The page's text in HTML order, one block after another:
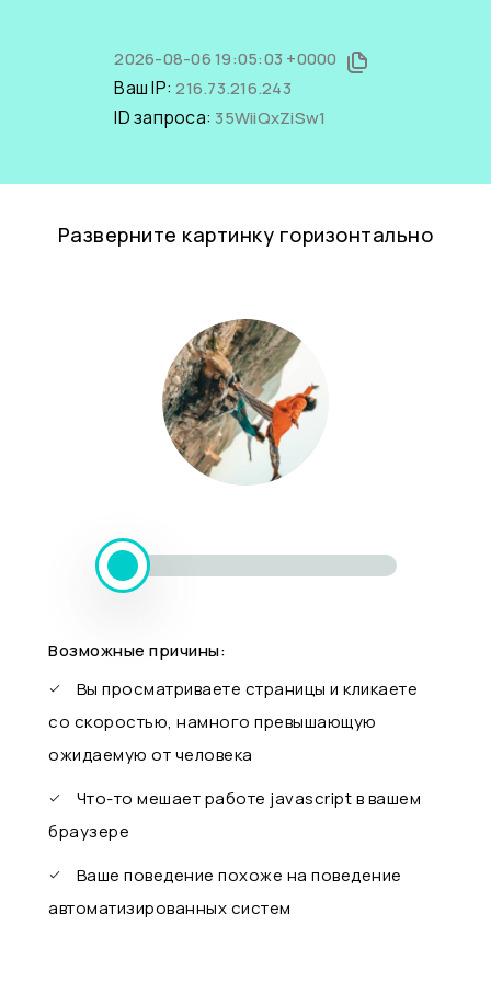
2026-08-06 19:05:03 +0000
Ваш IP:216.73.216.243
ID запроса: 35WiiQxZiSw1
Разверните картинку горизонтально
Возможные причины:
Вы просматриваете страницы и кликаете
со скоростью, намного превышающую
ожидаемую от человека
Что-то мешает работе javascript в вашем
браузере
Ваше поведение похоже на поведение
автоматизированных систем